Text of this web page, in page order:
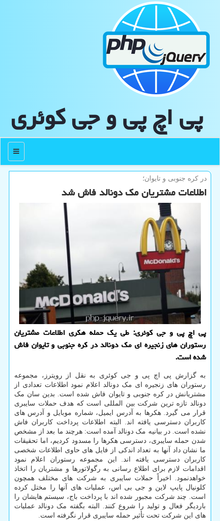
پی اچ پی و جی كوئری
منو
در كره جنوبی و تایوان؛
اطلاعات مشتریان مك دونالد فاش شد
پی اچ پی و جی کوئری: طی یک حمله هکری اطلاعات مشتریان
رستوران های زنجیره ای مک دونالد در کره جنوبی و تایوان فاش
شده است.
به گزارش پی اچ پی و جی کوئری به نقل از رویترز، مجموعه
رستوران های زنجیره ای مک دونالد اعلام نمود اطلاعات تعدادی از
مشتریانش در کره جنوبی و تایوان فاش شده است. بدین سان مک
دونالد تازه ترین شرکت بین المللی است که هدف حملات سایبری
قرار می گیرد. هکرها به آدرس ایمیل، شماره موبایل و آدرس های
کاربران دسترسی یافته اند. البته اطلاعات پرداخت کاربران فاش
نشده است. در بیانیه مک دونالد آمده است: هرچند ما بعد از مشخص
شدن حمله سایبری، دسترسی هکرها را مسدود کردیم، اما تحقیقات
ما نشان داد آنها به تعداد اندکی از فایل های حاوی اطلاعات شخصی
کاربران دسترسی یافته اند. این مجموعه رستوران اعلام نمود
اقدامات لازم برای اطلاع رسانی به رگولاتورها و مشتریان را اتخاذ
خواهدنمود. اخیراً حملات سایبری به شرکت های مختلف همچون
کلونیال پایپ لاین و جی بی اس، عملیات های آنها را مختل کرده
است. چند شرکت مجبور شده اند با پرداخت باج، سیستم هایشان را
باردیگر فعال و تولید را شروع کنند. البته بگفته مک دونالد عملیات
های این شرکت تحت تأثیر حمله سایبری قرار نگرفته است.